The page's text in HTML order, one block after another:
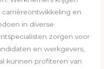
en
in diverse
zorgen voor
en werkgevers,
kunnen profiteren van